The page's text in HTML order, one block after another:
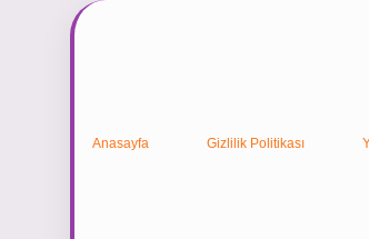
Anasayfa Gizlilik Politikası